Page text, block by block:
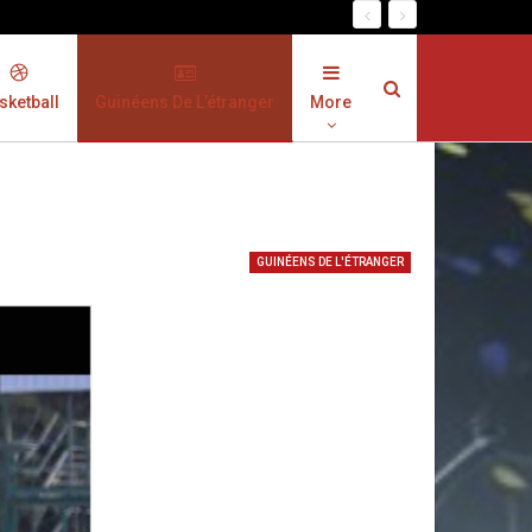
Guinéens De L’étranger More
GUINÉENS DE L'ÉTRANGER